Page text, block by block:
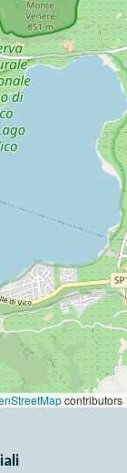
contributors